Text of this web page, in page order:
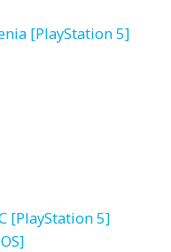
[PlayStation 5]
[PlayStation 5]